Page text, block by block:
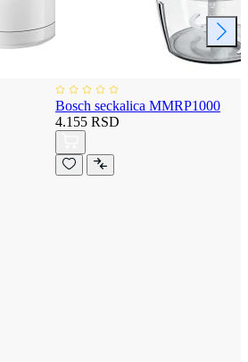
Bosch seckalica MMRP1000
4.155 RSD